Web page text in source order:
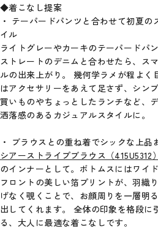
◆着こなし提案
・ テーパードパンツと合わせて初夏の
イル
ライトグレーやカーキのテーパードパ
ストレートのデニムと合わせたら、ス
ルの出来上がり。 幾何学ラメが程よく
はアクセサリーをあえて足さず、シン
買いものやちょっとしたランチなど、
洒落感のあるカジュアルスタイルに。
・ ブラウスとの重ね着でシックな上品
シアーストライプブラウス（415U5312）
のインナーとして。ボトムスにはワイ
フロントの美しい箔プリントが、羽織
げなく覗くことで、お顔周りを一層明
出してくれます。 全体の印象を格段に
る、大人に最適な着こなしです。